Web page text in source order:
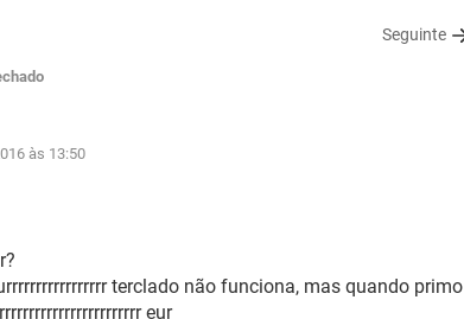
Seguinte
às 13:50
terclado não funciona, mas quando primo
eur